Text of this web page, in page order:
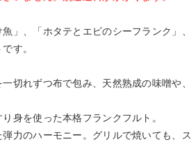
」、「ホタテとエビのシーフランク」、
す。
切れずつ布で包み、天然熟成の味噌や、
身を使った本格フランクフルト。
力のハーモニー。グリルで焼いても、ス